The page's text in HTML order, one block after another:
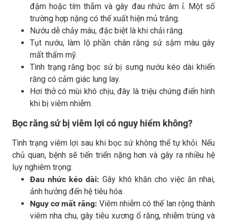
đậm hoặc tím thẫm và gây đau nhức âm ỉ. Một số
trường hợp nặng có thể xuất hiện mủ trắng.
Nướu dễ chảy máu, đặc biệt là khi chải răng.
Tụt nướu, làm lộ phần chân răng sứ sậm màu gây
mất thẩm mỹ.
Tình trạng răng bọc sứ bị sưng nướu kéo dài khiến
răng có cảm giác lung lay.
Hơi thở có mùi khó chịu, đây là triệu chứng điển hình
khi bị viêm nhiễm.
Bọc răng sứ bị viêm lợi có nguy hiểm không?
Tình trạng viêm lợi sau khi bọc sứ không thể tự khỏi. Nếu
chủ quan, bệnh sẽ tiến triển nặng hơn và gây ra nhiều hệ
lụy nghiêm trọng:
Đau nhức kéo dài:Gây khó khăn cho việc ăn nhai,
ảnh hưởng đến hệ tiêu hóa.
Nguy cơ mất răng: Viêm nhiễm có thể lan rộng thành
viêm nha chu, gây tiêu xương ổ răng, nhiễm trùng và